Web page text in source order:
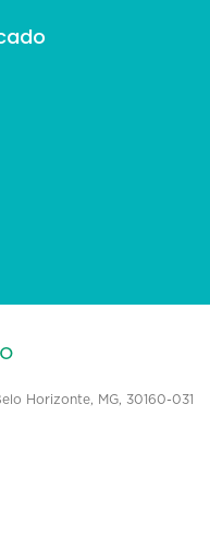
Horizonte, MG, 30160-031